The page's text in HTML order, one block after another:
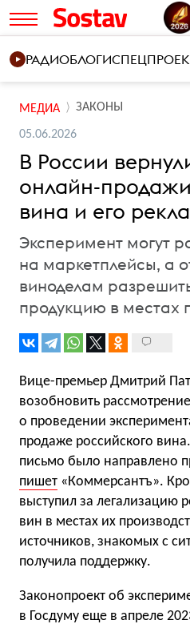
РАДИОБЛОГИ
МЕДИА ЗАКОНЫ
05.06.2026
В России
онлайн-
вина и его
Эксперимент могут
на маркетплейсы, а
виноделам
продукцию в местах
Вице-премьер Дмитрий
возобновить
о проведении
продаже российского
письмо было направлено
пишет «Коммерсантъ».
выступил за легализацию
вин в местах их
источников, знакомых с
получила поддержку.
Законопроект об
в Госдуму еще в апреле